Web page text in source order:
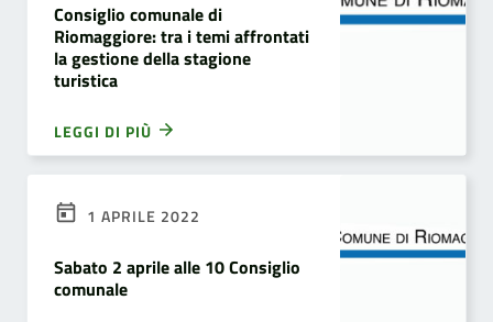
Consiglio comunale di
Riomaggiore: tra i temi affrontati
la gestione della stagione
turistica
LEGGI DI PIÙ
1 APRILE 2022
Sabato 2 aprile alle 10 Consiglio
comunale